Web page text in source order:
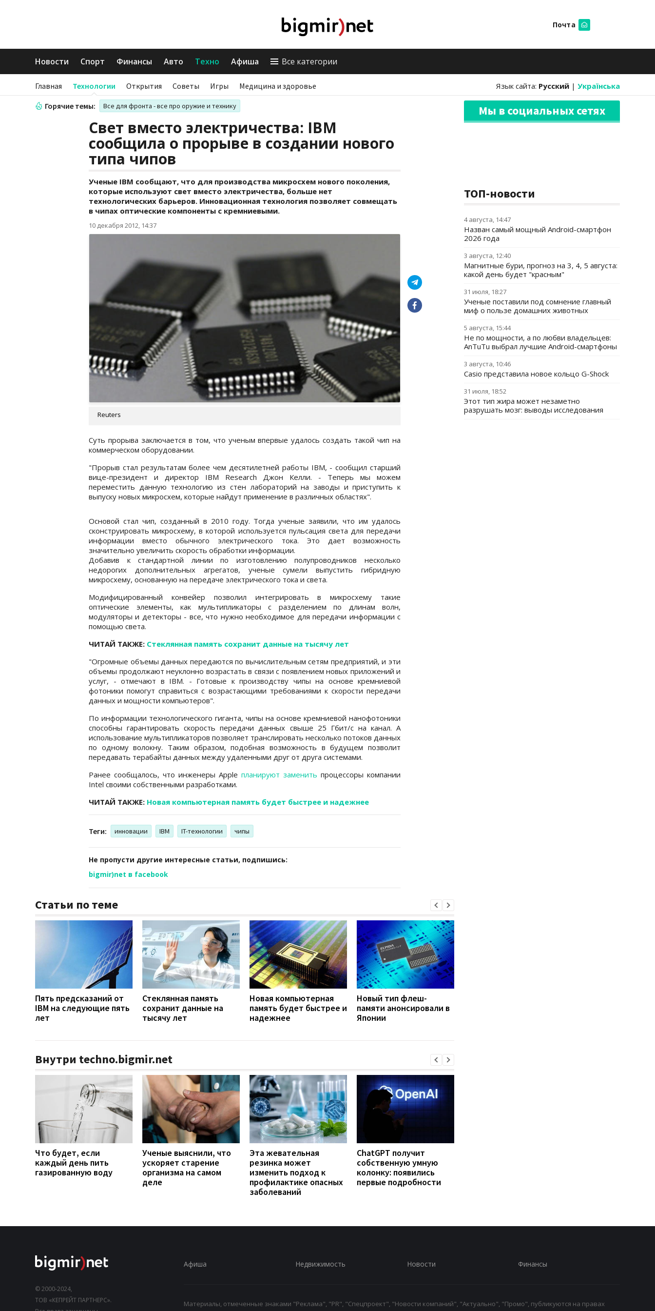
Почта
Новости Спорт Финансы Авто Техно Афиша Все категории
Главная Технологии Открытия Советы Игры Медицина и здоровье Язык сайта: Русский | Українська
Горячие темы: Все для фронта - все про оружие и технику
Свет вместо электричества: IBM
сообщила о прорыве в создании нового
типа чипов
Ученые IBM сообщают, что для производства микросхем нового поколения,
которые используют свет вместо электричества, больше нет
технологических барьеров. Инновационная технология позволяет совмещать
в чипах оптические компоненты с кремниевыми.
10 декабря 2012, 14:37
Reuters
Суть прорыва заключается в том, что ученым впервые удалось создать такой чип на
коммерческом оборудовании.
"Прорыв стал результатам более чем десятилетней работы IBM, - сообщил старший
вице-президент и директор IBM Research Джон Келли. - Теперь мы можем
переместить данную технологию из стен лабораторий на заводы и приступить к
выпуску новых микросхем, которые найдут применение в различных областях".
Основой стал чип, созданный в 2010 году. Тогда ученые заявили, что им удалось
сконструировать микросхему, в которой используется пульсация света для передачи
информации вместо обычного электрического тока. Это дает возможность
значительно увеличить скорость обработки информации.
Добавив к стандартной линии по изготовлению полупроводников несколько
недорогих дополнительных агрегатов, ученые сумели выпустить гибридную
микросхему, основанную на передаче электрического тока и света.
Модифицированный конвейер позволил интегрировать в микросхему такие
оптические элементы, как мультипликаторы с разделением по длинам волн,
модуляторы и детекторы - все, что нужно необходимое для передачи информации с
помощью света.
ЧИТАЙ ТАКЖЕ: Стеклянная память сохранит данные на тысячу лет
"Огромные объемы данных передаются по вычислительным сетям предприятий, и эти
объемы продолжают неуклонно возрастать в связи с появлением новых приложений и
услуг, - отмечают в IBM. - Готовые к производству чипы на основе кремниевой
фотоники помогут справиться с возрастающими требованиями к скорости передачи
данных и мощности компьютеров".
По информации технологического гиганта, чипы на основе кремниевой нанофотоники
способны гарантировать скорость передачи данных свыше 25 Гбит/с на канал. А
использование мультипликаторов позволяет транслировать несколько потоков данных
по одному волокну. Таким образом, подобная возможность в будущем позволит
передавать терабайты данных между удаленными друг от друга системами.
Ранее сообщалось, что инженеры Apple планируют заменить процессоры компании
Intel своими собственными разработками.
ЧИТАЙ ТАКЖЕ: Новая компьютерная память будет быстрее и надежнее
Теги: инновации IBM IT-технологии чипы
Не пропусти другие интересные статьи, подпишись:
bigmir)net в facebook
Статьи по теме
Пять предсказаний от
IBM на следующие пять
лет
Стеклянная память
сохранит данные на
тысячу лет
Новая компьютерная
память будет быстрее и
надежнее
Новый тип флеш-
памяти анонсировали в
Японии
Внутри techno.bigmir.net
Что будет, если
каждый день пить
газированную воду
Ученые выяснили, что
ускоряет старение
организма на самом
деле
Эта жевательная
резинка может
изменить подход к
профилактике опасных
заболеваний
ChatGPT получит
собственную умную
колонку: появились
первые подробности
Мы в социальных сетях
ТОП-новости
4 августа, 14:47
Назван самый мощный Android-смартфон
2026 года
3 августа, 12:40
Магнитные бури, прогноз на 3, 4, 5 августа:
какой день будет "красным"
31 июля, 18:27
Ученые поставили под сомнение главный
миф о пользе домашних животных
5 августа, 15:44
Не по мощности, а по любви владельцев:
AnTuTu выбрал лучшие Android-смартфоны
3 августа, 10:46
Casio представила новое кольцо G-Shock
31 июля, 18:52
Этот тип жира может незаметно
разрушать мозг: выводы исследования
© 2000-2024,
ТОВ «КЕПРЕЙТ ПАРТНЕРС».
Афиша Недвижимость Новости Финансы
Материалы, отмеченные знаками "Реклама", "PR", "Спецпроект", "Новости компаний", "Актуально", "Промо", публикуются на правах